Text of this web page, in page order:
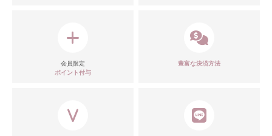
会員限定
ポイント付与
豊富な決済方法